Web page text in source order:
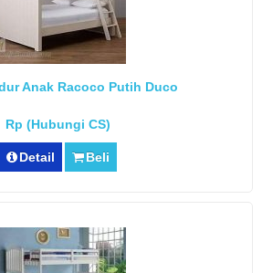
Anak Racoco Putih Duco
Rp (Hubungi CS)
Detail Beli